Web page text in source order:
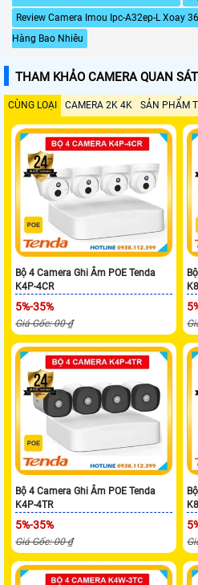
Review Camera Imou Ipc-A32ep-L Xoay
Hàng Bao Nhiêu
THAM KHẢO CAMERA QUAN
CÙNG LOẠI CAMERA 2K 4K SẢN PHẨM
Bộ 4 Camera Ghi Âm POE Tenda
K4P-4CR
5%-35%
Giá Gốc: 00 ₫
Bộ 4 Camera Ghi Âm POE Tenda
K4P-4TR
5%-35%
Giá Gốc: 00 ₫